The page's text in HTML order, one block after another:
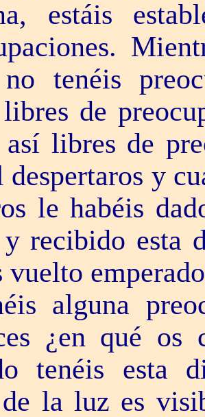
estáis
tenéis
de
libres de
despertaros y
le habéis
y recibido esta
vuelto
alguna
¿en qué os
tenéis esta
la luz es